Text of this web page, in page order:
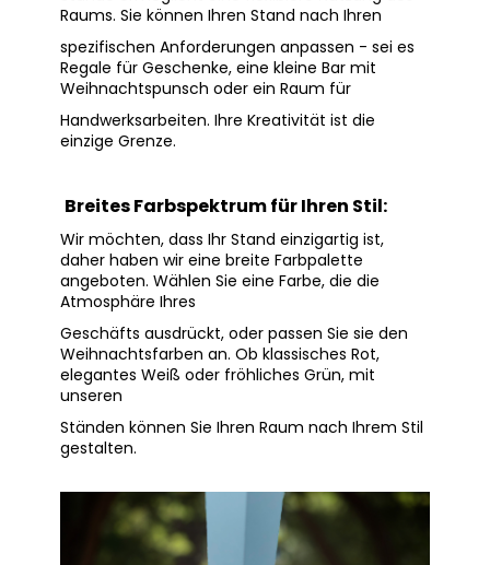
Raums. Sie können Ihren Stand nach Ihren
spezifischen Anforderungen anpassen - sei es
Regale für Geschenke, eine kleine Bar mit
Weihnachtspunsch oder ein Raum für
Handwerksarbeiten. Ihre Kreativität ist die
einzige Grenze.
Breites Farbspektrum für Ihren Stil:
Wir möchten, dass Ihr Stand einzigartig ist,
daher haben wir eine breite Farbpalette
angeboten. Wählen Sie eine Farbe, die die
Atmosphäre Ihres
Geschäfts ausdrückt, oder passen Sie sie den
Weihnachtsfarben an. Ob klassisches Rot,
elegantes Weiß oder fröhliches Grün, mit
unseren
Ständen können Sie Ihren Raum nach Ihrem Stil
gestalten.